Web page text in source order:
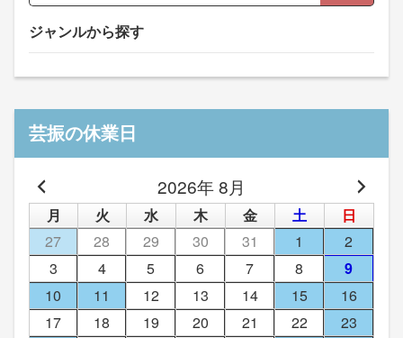
ジャンルから探す
芸振の休業日
2026年 8月
月 火 水 木 金 土
日
27
28 29 30 31 1
2
3
4 5 6 7 8
9
10
11 12 13 14 15
16
17
18 19 20 21 22
23